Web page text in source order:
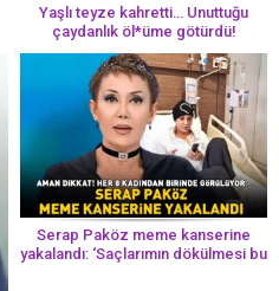
Yaşlı teyze kahretti… Unuttuğu
çaydanlık öl*üme götürdü!
Serap Paköz meme kanserine
yakalandı: ‘Saçlarımın dökülmesi bu